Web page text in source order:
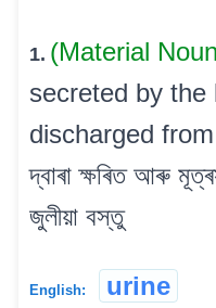
1. (Material
secreted by the
discharged
দ্বাৰা ক্ষৰিত আৰু
জুলীয়া বস্তু
English: urine